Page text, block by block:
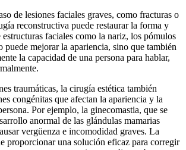
de lesiones faciales graves, como fracturas o
reconstructiva puede restaurar la forma y
faciales como la nariz, los pómulos
puede mejorar la apariencia, sino que también
la capacidad de una persona para hablar,
traumáticas, la cirugía estética también
congénitas que afectan la apariencia y la
Por ejemplo, la ginecomastia, que se
anormal de las glándulas mamarias
vergüenza e incomodidad graves. La
proporcionar una solución eficaz para corregir